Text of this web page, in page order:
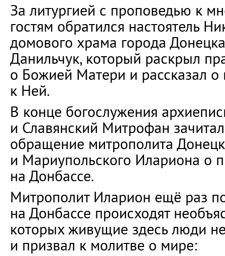
За литургией с проповедью к
гостям обратился настоятель
домового храма города
Данильчук, который раскрыл
о Божией Матери и рассказал
к Ней.
В конце богослужения
и Славянский Митрофан
обращение митрополита
и Мариупольского Илариона о
на Донбассе.
Митрополит Иларион ещё раз
на Донбассе происходят
которых живущие здесь люди
и призвал к молитве о мире: